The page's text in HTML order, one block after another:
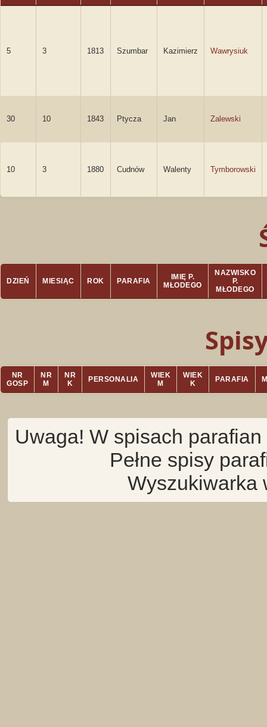
5 3 1813 Szumbar Kazimierz Wawrysiuk
30 10 1843 Ptycza Jan Zalewski
10 3 1880 Cudnów Walenty Tymborowski
DZIEŃ MIESIĄC ROK PARAFIA
IMIĘ P.
MŁODEGO
NAZWISKO
P.
MŁODEGO
NR
GOSP
NR
M
NR
K
PERSONALIA
WIEK
M
WIEK
K
PARAFIA
Uwaga! W spisach
Pełne spisy
Wyszukiwarka